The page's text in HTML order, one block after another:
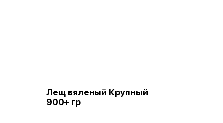
Лещ вяленый Крупный
900+ гр